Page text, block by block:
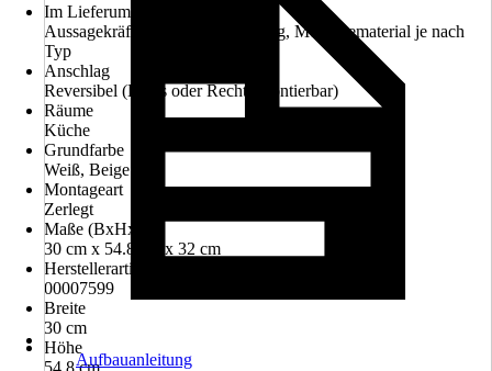
Im Lieferumfang enthalten
Aussagekräftige Montageanleitung, Montagematerial je nach
Typ
Anschlag
Reversibel (Links oder Rechts montierbar)
Räume
Küche
Grundfarbe
Weiß, Beige
Montageart
Zerlegt
Maße (BxHxT)
30 cm x 54.8 cm x 32 cm
Herstellerartikelnummer
00007599
Breite
30 cm
Höhe
54,8 cmAufbauanleitung